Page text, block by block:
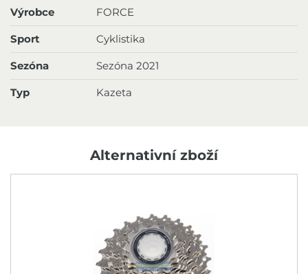
Výrobce FORCE
Sport Cyklistika
Sezóna Sezóna 2021
Typ Kazeta
Alternativní zboží